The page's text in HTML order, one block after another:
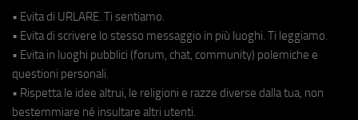
• Evita di URLARE. Ti sentiamo.
• Evita di scrivere lo stesso messaggio in più luoghi. Ti leggiamo.
• Evita in luoghi pubblici (forum, chat, community) polemiche e
questioni personali.
• Rispetta le idee altrui, le religioni e razze diverse dalla tua, non
bestemmiare né insultare altri utenti.